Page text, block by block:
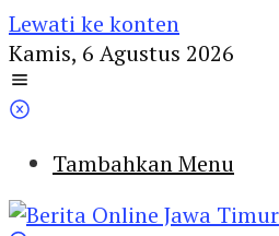
Lewati ke konten
Kamis, 6 Agustus 2026
Tambahkan Menu